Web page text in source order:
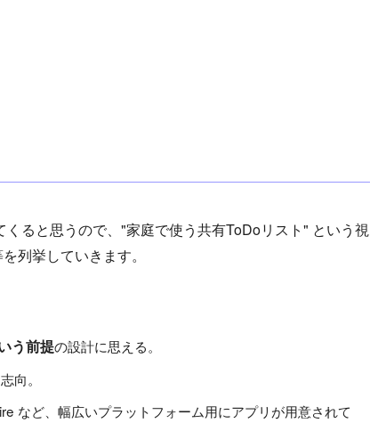
ると思うので、"家庭で使う共有ToDoリスト" という視
列挙していきます。
う前提の設計に思える。
向。
など、幅広いプラットフォーム用にアプリが用意されて